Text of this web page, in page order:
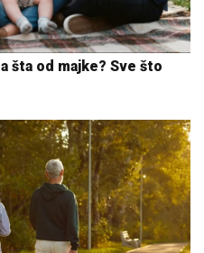
šta od majke? Sve što